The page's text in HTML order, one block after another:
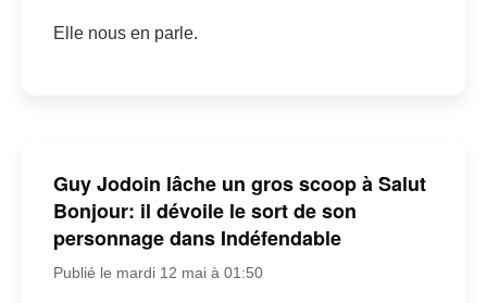
Elle nous en parle.
Guy Jodoin lâche un gros scoop à Salut
Bonjour: il dévoile le sort de son
personnage dans Indéfendable
Publié le mardi 12 mai à 01:50